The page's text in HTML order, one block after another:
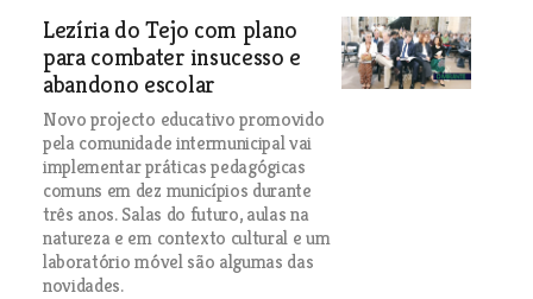
Lezíria do Tejo com plano
para combater insucesso e
abandono escolar
Novo projecto educativo promovido
pela comunidade intermunicipal vai
implementar práticas pedagógicas
comuns em dez municípios durante
três anos. Salas do futuro, aulas na
natureza e em contexto cultural e um
laboratório móvel são algumas das
novidades.